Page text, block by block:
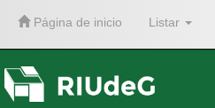
Página de inicio Listar